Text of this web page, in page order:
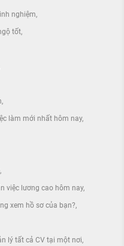
nghiệm
tốt
làm mới nhất hôm nay
việc lương cao hôm nay
xem hồ sơ của bạn?
lý tất cả CV tại một nơi